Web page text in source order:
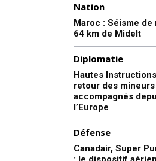
Nation
Maroc : Séisme de
64 km de Midelt
Diplomatie
Hautes
retour des
accompagnés
l’Europe
Défense
Canadair, Super